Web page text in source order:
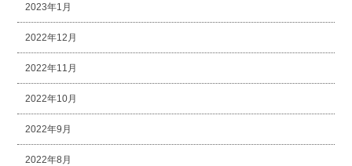
2023年1月
2022年12月
2022年11月
2022年10月
2022年9月
2022年8月